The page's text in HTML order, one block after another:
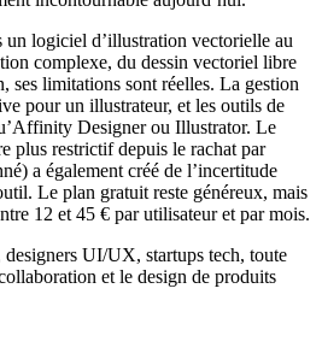
un logiciel d’illustration vectorielle au
complexe, du dessin vectoriel libre
ses limitations sont réelles. La gestion
pour un illustrateur, et les outils de
Designer ou Illustrator. Le
plus restrictif depuis le rachat par
a également créé de l’incertitude
Le plan gratuit reste généreux, mais
12 et 45 € par utilisateur et par mois.
designers UI/UX, startups tech, toute
et le design de produits